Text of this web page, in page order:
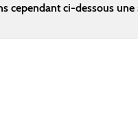
cependant ci-dessous